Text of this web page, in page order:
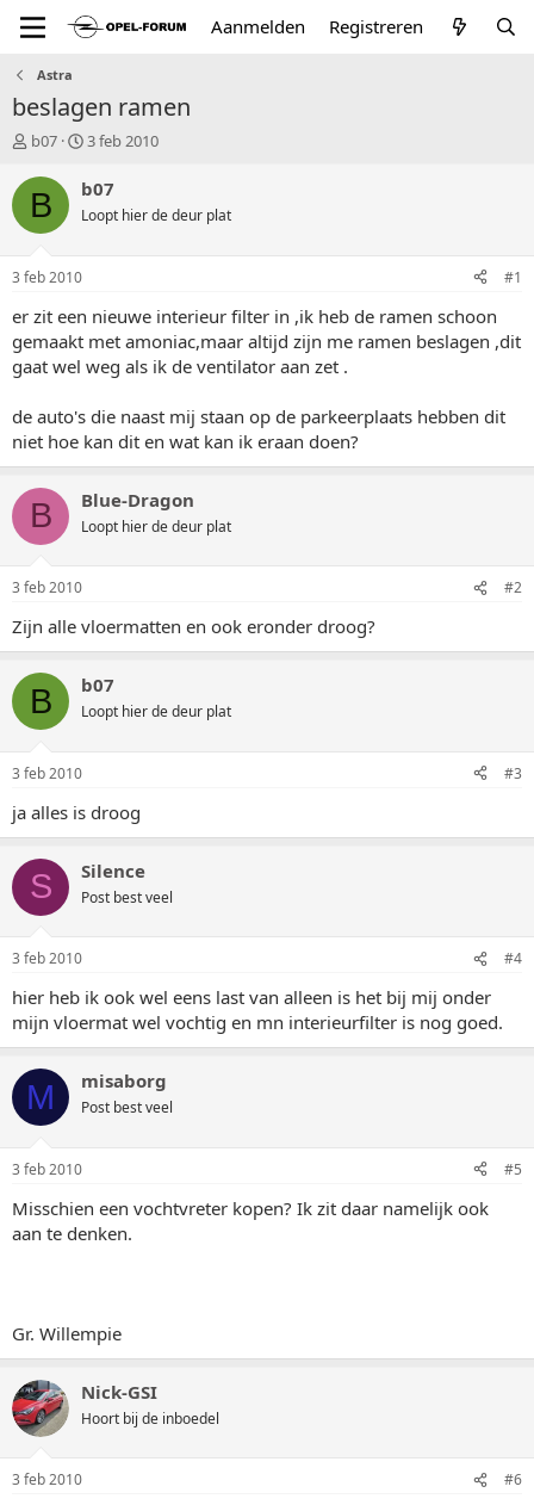
Aanmelden Registreren
Astra
beslagen ramen
T
p
a
r
e
r
b07
S
a
t
u
3 feb 2010
B b07
Loopt hier de deur plat
3 feb 2010 #1
er zit een nieuwe interieur filter in ,ik heb de ramen schoon
gemaakt met amoniac,maar altijd zijn me ramen beslagen ,dit
gaat wel weg als ik de ventilator aan zet .
de auto's die naast mij staan op de parkeerplaats hebben dit
niet hoe kan dit en wat kan ik eraan doen?
B Blue-Dragon
Loopt hier de deur plat
3 feb 2010 #2
Zijn alle vloermatten en ook eronder droog?
B b07
Loopt hier de deur plat
3 feb 2010 #3
ja alles is droog
S Silence
Post best veel
3 feb 2010 #4
hier heb ik ook wel eens last van alleen is het bij mij onder
mijn vloermat wel vochtig en mn interieurfilter is nog goed.
M misaborg
Post best veel
3 feb 2010 #5
Misschien een vochtvreter kopen? Ik zit daar namelijk ook
aan te denken.
Gr. Willempie
Nick-GSI
Hoort bij de inboedel
3 feb 2010 #6